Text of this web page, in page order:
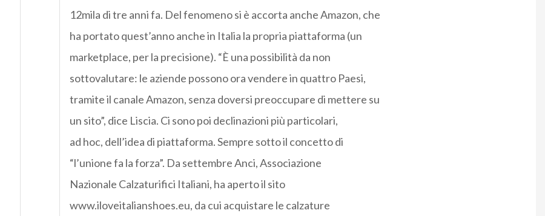
12mila di tre anni fa. Del fenomeno si è accorta anche Amazon, che
ha portato quest’anno anche in Italia la propria piattaforma (un
marketplace, per la precisione). “È una possibilità da non
sottovalutare: le aziende possono ora vendere in quattro Paesi,
tramite il canale Amazon, senza doversi preoccupare di mettere su
un sito”, dice Liscia. Ci sono poi declinazioni più particolari,
ad hoc, dell’idea di piattaforma. Sempre sotto il concetto di
“l’unione fa la forza”. Da settembre Anci, Associazione
Nazionale Calzaturifici Italiani, ha aperto il sito
www.iloveitalianshoes.eu, da cui acquistare le calzature